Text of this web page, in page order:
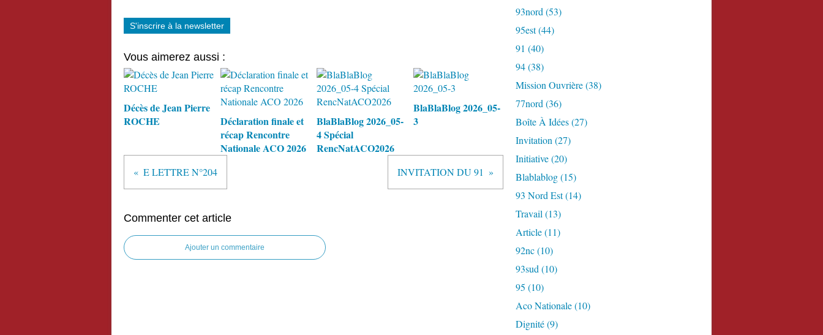
S'inscrire à la newsletter
Vous aimerez aussi :
Décès de Jean Pierre
ROCHE
Déclaration finale et
récap Rencontre
Nationale ACO 2026
BlaBlaBlog 2026_05-
4 Spécial
RencNatACO2026
BlaBlaBlog 2026_05-
3
E LETTRE N°204 INVITATION DU 91
Commenter cet article
Ajouter un commentaire
93nord (53)
95est(44)
91 (40)
94(38)
Mission Ouvrière(38)
77nord (36)
Boîte À Idées(27)
Invitation (27)
Initiative(20)
Blablablog(15)
93 Nord Est(14)
Travail (13)
Article(11)
92nc(10)
93sud (10)
95 (10)
Aco Nationale(10)
Dignité(9)